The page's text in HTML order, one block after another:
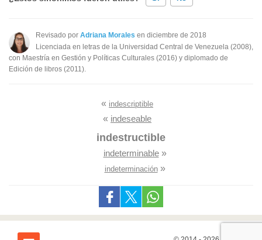
Existen sinónimos incorrectos
Ninguno de los sinónimos presentados me ayudó
Revisado por Adriana Morales en diciembre de 2018
Licenciada en letras de la Universidad Central de Venezuela (2008),
con Maestría en Gestión y Políticas Culturales (2016) y diplomado de
Edición de libros (2011).
« indescriptible
« indeseable
indestructible
indeterminable»
indeterminación»